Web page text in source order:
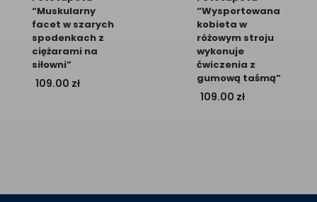
“Muskularny
facet w szarych
spodenkach z
ciężarami na
siłowni”
109.00 zł
“Wysportowana
kobieta w
różowym stroju
wykonuje
ćwiczenia z
gumową taśmą”
109.00 zł